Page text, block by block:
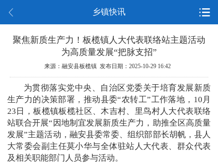
乡镇快讯
聚焦新质生产力！板榄镇人大代表联络站主题活动
为高质量发展“把脉支招”
来源：融安县板榄镇 发布日期：2025-10-29 16:42
为贯彻落实党中央、自治区党委关于培育发展新质
生产力的决策部署，推动县委“农转工”工作落地，10月
23日，板榄镇板榄社区、木吉村、里鸟村人大代表联络
站联合开展“因地制宜发展新质生产力，助推全区高质量
发展”主题活动，融安县委常委、组织部部长胡帆，县人
大常委会副主任莫小华与全体驻站人大代表、群众代表
及相关职能部门人员参与活动。